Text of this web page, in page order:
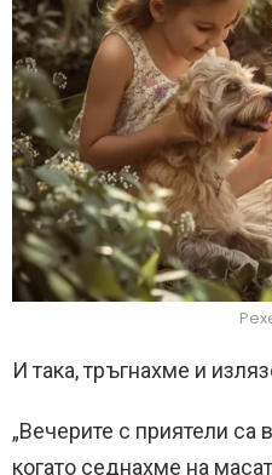
И така, тръгнахме и
„Вечерите с приятели са
когато седнахме на